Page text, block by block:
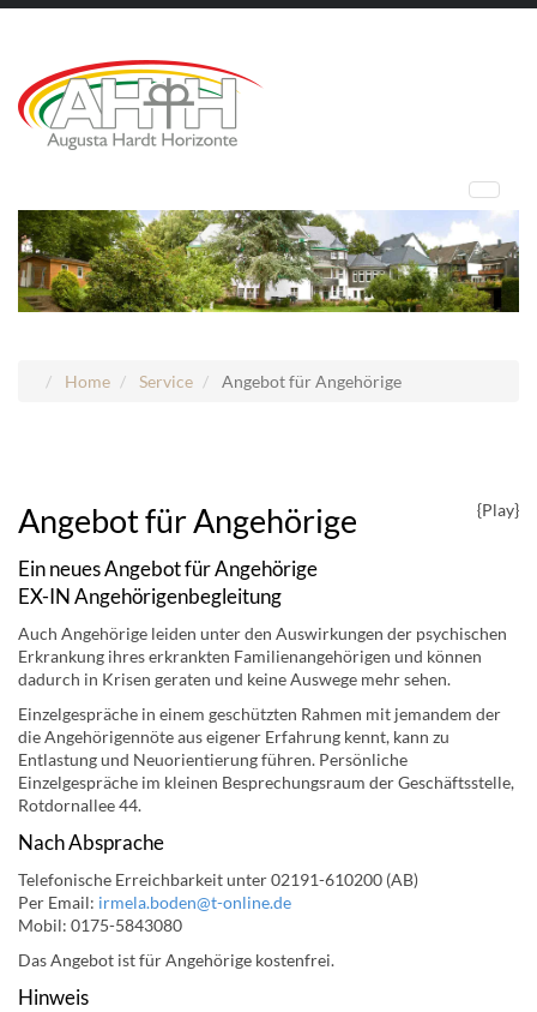
Home Service Angebot für Angehörige
{Play}
Angebot für Angehörige
Ein neues Angebot für Angehörige
EX-IN Angehörigenbegleitung
Auch Angehörige leiden unter den Auswirkungen der psychischen
Erkrankung ihres erkrankten Familienangehörigen und können
dadurch in Krisen geraten und keine Auswege mehr sehen.
Einzelgespräche in einem geschützten Rahmen mit jemandem der
die Angehörigennöte aus eigener Erfahrung kennt, kann zu
Entlastung und Neuorientierung führen. Persönliche
Einzelgespräche im kleinen Besprechungsraum der Geschäftsstelle,
Rotdornallee 44.
Nach Absprache
Telefonische Erreichbarkeit unter 02191-610200 (AB)
Per Email: irmela.boden@t-online.de
Mobil: 0175-5843080
Das Angebot ist für Angehörige kostenfrei.
Hinweis